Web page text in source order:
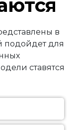
в
подойдет для
ставятся